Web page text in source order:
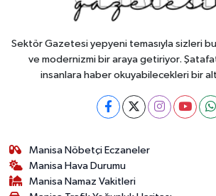
Sektör Gazetesi yepyeni temasıyla sizleri
ve modernizmi bir araya getiriyor.
insanlara haber okuyabilecekleri bir
Manisa Nöbetçi Eczaneler
Manisa Hava Durumu
Manisa Namaz Vakitleri